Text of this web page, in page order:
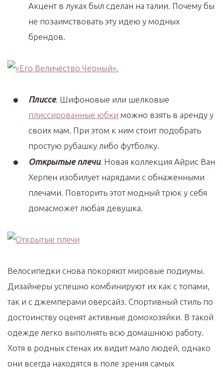
Акцент в луках был сделан на талии. Почему бы
не позаимствовать эту идею у модных
брендов.
Плиссе. Шифоновые или шелковые
плиссированные юбки можно взять в аренду у
своих мам. При этом к ним стоит подобрать
простую рубашку либо футболку.
Открытые плечи. Новая коллекция Айрис Ван
Херпен изобилует нарядами с обнаженными
плечами. Повторить этот модный трюк у себя
домасможет любая девушка.
Велосипедки снова покоряют мировые подиумы.
Дизайнеры успешно комбинируют их как с топами,
так и с джемперами оверсайз. Спортивный стиль по
достоинству оценят активные домохозяйки. В такой
одежде легко выполнять всю домашнюю работу.
Хотя в родных стенах их видит мало людей, однако
они всегда находятся в поле зрения самых